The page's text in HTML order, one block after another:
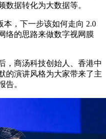
数据转化为大数据等。
，下一步该如何走向 2.0
络的思路来做数字视网膜
商汤科技创始人、香港中
的演讲风格为大家带来了主
告。